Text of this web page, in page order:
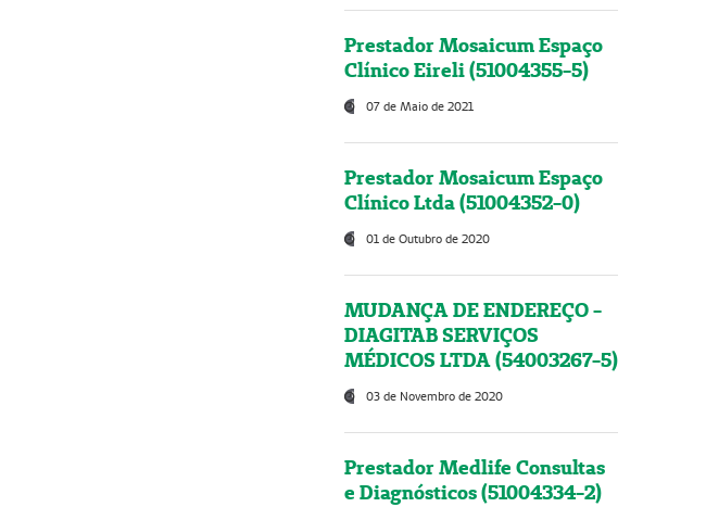
Prestador Mosaicum Espaço
Clínico Eireli (51004355-5)
07 de Maio de 2021
Prestador Mosaicum Espaço
Clínico Ltda (51004352-0)
01 de Outubro de 2020
MUDANÇA DE ENDEREÇO -
DIAGITAB SERVIÇOS
MÉDICOS LTDA (54003267-5)
03 de Novembro de 2020
Prestador Medlife Consultas
e Diagnósticos (51004334-2)